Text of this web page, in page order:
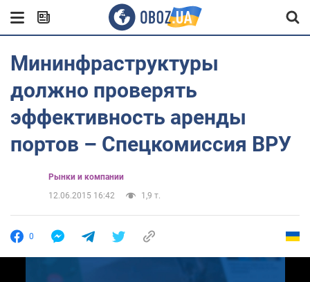
Мининфраструктуры
должно проверять
эффективность аренды
портов – Спецкомиссия ВРУ
Рынки и компании
12.06.2015 16:42
1,9 т.
0